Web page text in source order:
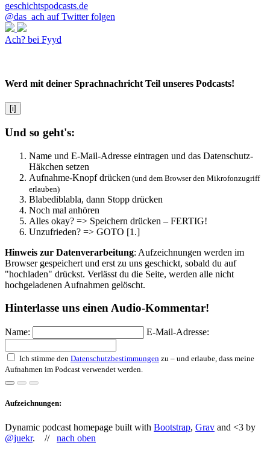
@das_ach auf Twitter folgen
Ach? bei Fyyd
Werd mit deiner Sprachnachricht Teil unseres Podcasts!
[i]
Und so geht's:
Name und E-Mail-Adresse eintragen und das Datenschutz-
Häkchen setzen
Aufnahme-Knopf drücken (und dem Browser den Mikrofonzugriff
erlauben)
Blabediblabla, dann Stopp drücken
Noch mal anhören
Alles okay? => Speichern drücken – FERTIG!
Unzufrieden? => GOTO [1.]
Hinweis zur Datenverarbeitung: Aufzeichnungen werden im
Browser gespeichert und erst zu uns geschickt, sobald du auf
"hochladen" drückst. Verlässt du die Seite, werden alle nicht
hochgeladenen Aufnahmen gelöscht.
Hinterlasse uns einen Audio-Kommentar!
Name: E-Mail-Adresse:
Ich stimme den Datenschutzbestimmungen zu – und erlaube, dass meine
Aufnahmen im Podcast verwendet werden.
Aufzeichnungen:
Dynamic podcast homepage built with Bootstrap, Grav and <3 by
@juekr. // nach oben